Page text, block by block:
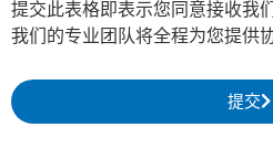
提交此表格即表示您同意接收我
我们的专业团队将全程为您提供协
提交